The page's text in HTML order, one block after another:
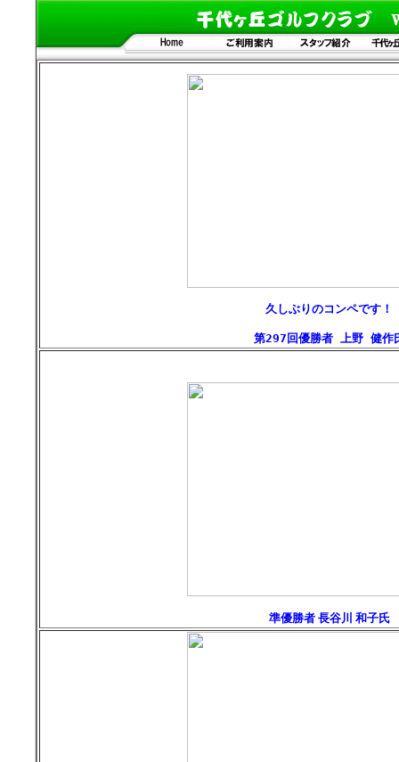
久しぶりのコンペです！
第297回優勝者 上野 健作
準優勝者 長谷川 和子氏